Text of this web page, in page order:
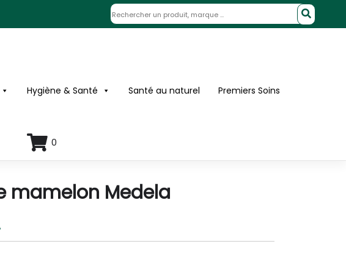
Hygiène & Santé Santé au naturel
Premiers Soins
0
mamelon Medela